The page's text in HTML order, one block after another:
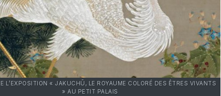
L’EXPOSITION « JAKUCHŪ, LE ROYAUME COLORÉ DES ÊTRES VIVANTS
» AU PETIT PALAIS